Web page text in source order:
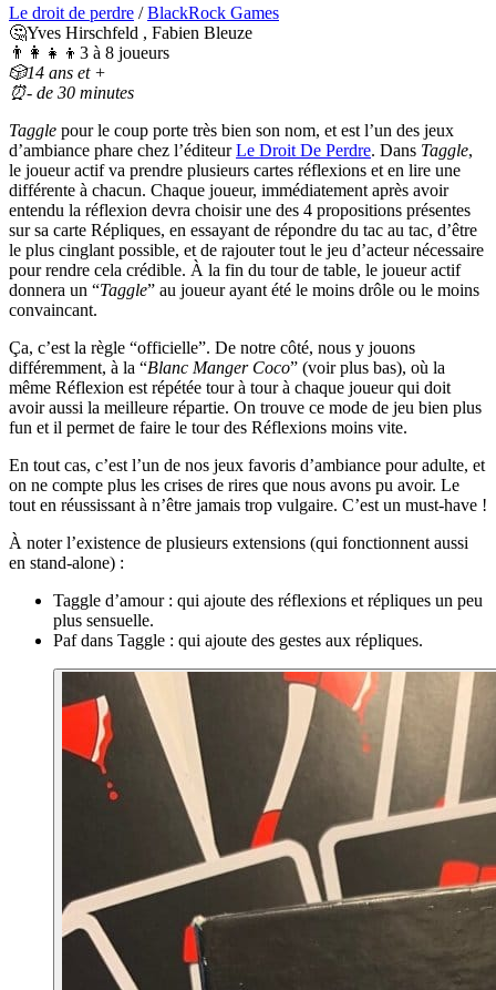
Le droit de perdre /BlackRock Games
🤔Yves Hirschfeld , Fabien Bleuze
👨‍👩‍👧‍👦3 à 8 joueurs
🎲14 ans et +
⏰- de 30 minutes
Taggle pour le coup porte très bien son nom, et est l’un des jeux
d’ambiance phare chez l’éditeurLe Droit De Perdre. Dans Taggle,
le joueur actif va prendre plusieurs cartes réflexions et en lire une
différente à chacun. Chaque joueur, immédiatement après avoir
entendu la réflexion devra choisir une des 4 propositions présentes
sur sa carte Répliques, en essayant de répondre du tac au tac, d’être
le plus cinglant possible, et de rajouter tout le jeu d’acteur nécessaire
pour rendre cela crédible. À la fin du tour de table, le joueur actif
donnera un “Taggle” au joueur ayant été le moins drôle ou le moins
convaincant.
Ça, c’est la règle “officielle”. De notre côté, nous y jouons
différemment, à la “Blanc Manger Coco” (voir plus bas), où la
même Réflexion est répétée tour à tour à chaque joueur qui doit
avoir aussi la meilleure répartie. On trouve ce mode de jeu bien plus
fun et il permet de faire le tour des Réflexions moins vite.
En tout cas, c’est l’un de nos jeux favoris d’ambiance pour adulte, et
on ne compte plus les crises de rires que nous avons pu avoir. Le
tout en réussissant à n’être jamais trop vulgaire. C’est un must-have !
À noter l’existence de plusieurs extensions (qui fonctionnent aussi
en stand-alone) :
Taggle d’amour : qui ajoute des réflexions et répliques un peu
plus sensuelle.
Paf dans Taggle : qui ajoute des gestes aux répliques.